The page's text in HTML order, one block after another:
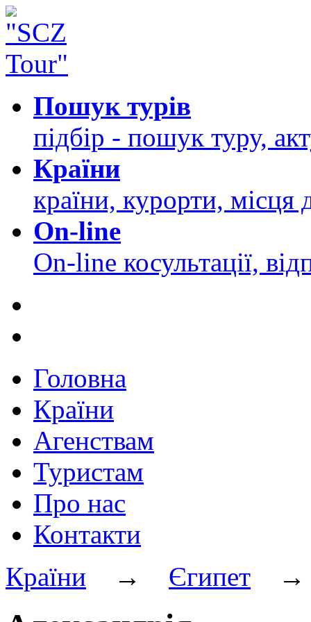
Пошук турів
підбір - пошук туру,
Країни
країни, курорти, місця
On-line
On-line косультації,
Головна
Країни
Агенствам
Туристам
Про нас
Контакти
Країни → Єгипет →